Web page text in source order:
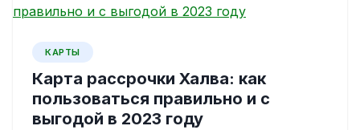
КАРТЫ
Карта рассрочки Халва: как
пользоваться правильно и с
выгодой в 2023 году